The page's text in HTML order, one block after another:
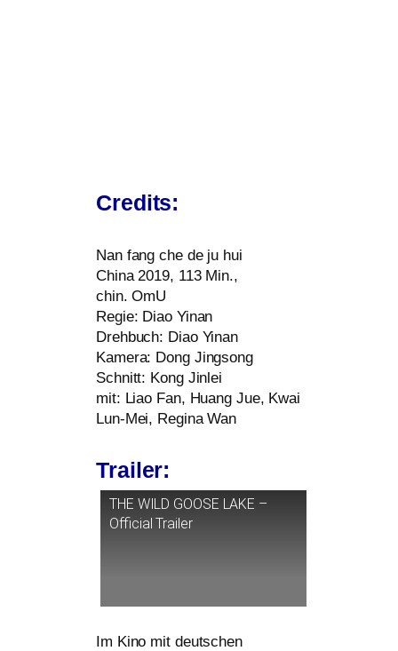
Credits:
Nan fang che de ju hui
China 2019, 113 Min.,
chin. OmU
Regie: Diao Yinan
Drehbuch: Diao Yinan
Kamera: Dong Jingsong
Schnitt: Kong Jinlei
mit: Liao Fan, Huang Jue, Kwai
Lun-Mei, Regina Wan
Trailer:
THE WILD GOOSE LAKE –
Official Trailer
Im Kino mit deut­schen